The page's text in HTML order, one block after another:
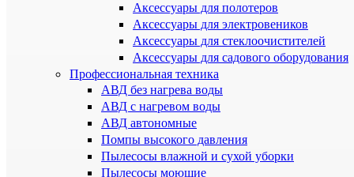
Аксессуары для полотеров
Аксессуары для электровеников
Аксессуары для стеклоочистителей
Аксессуары для садового оборудования
Профессиональная техника
АВД без нагрева воды
АВД с нагревом воды
АВД автономные
Помпы высокого давления
Пылесосы влажной и сухой уборки
Пылесосы моющие